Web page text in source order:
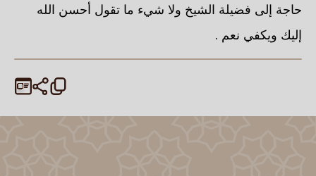
حاجة إلى فضيلة الشيخ ولا شيء ما تقول أحسن الله
إليك ويكفي نعم .